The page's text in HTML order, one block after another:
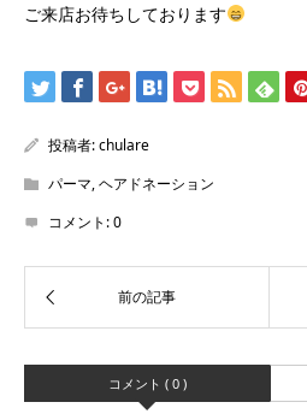
ご来店お待ちしております
投稿者:chulare
パーマ,ヘアドネーション
コメント:0
コメント ( 0 )